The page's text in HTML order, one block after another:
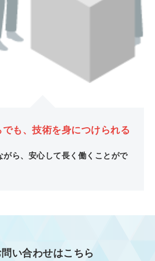
でも、技術を身につけられる
がら、安心して長く働くことがで
問い合わせはこちら